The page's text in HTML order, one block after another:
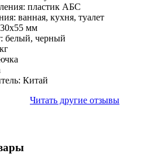
пластик АБС
ванная, кухня, туалет
мм
белый, черный
Китай
Читать другие отзывы